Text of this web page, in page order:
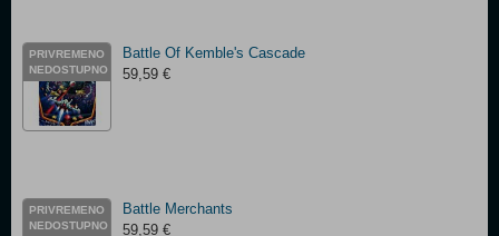
PRIVREMENO
NEDOSTUPNO
Battle Of Kemble's Cascade
59,59 €
PRIVREMENO
NEDOSTUPNO
Battle Merchants
59,59 €